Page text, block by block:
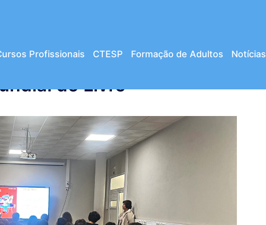
Profissionais CTESP Formação de Adultos Notícias
do Livro